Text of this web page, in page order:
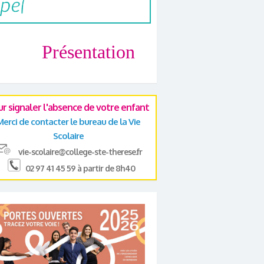
Présentation
signaler l'absence de votre enfant
de contacter le bureau de la Vie
Scolaire
vie-scolaire@college-ste-therese.fr
02 97 41 45 59 à partir de 8h40